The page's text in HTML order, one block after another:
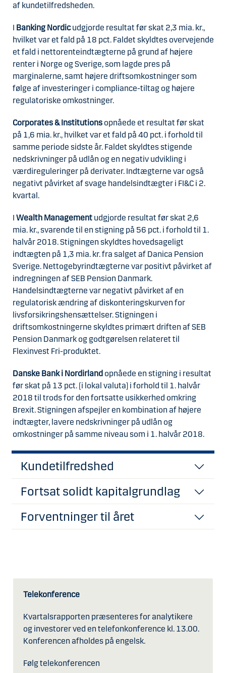
af kundetilfredsheden.
I Banking Nordicudgjorde resultat før skat 2,3 mia. kr.,
hvilket var et fald på 18 pct. Faldet skyldtes overvejende
et fald i nettorenteindtægterne på grund af højere
renter i Norge og Sverige, som lagde pres på
marginalerne, samt højere driftsomkostninger som
følge af investeringer i compliance-tiltag og højere
regulatoriske omkostninger.
Corporates & Institutions opnåede et resultat før skat
på 1,6 mia. kr., hvilket var et fald på 40 pct. i forhold til
samme periode sidste år. Faldet skyldtes stigende
nedskrivninger på udlån og en negativ udvikling i
værdireguleringer på derivater. Indtægterne var også
negativt påvirket af svage handelsindtægter i FI&C i 2.
kvartal.
I Wealth Management udgjorde resultat før skat 2,6
mia. kr., svarende til en stigning på 56 pct. i forhold til 1.
halvår 2018. Stigningen skyldtes hovedsageligt
indtægten på 1,3 mia. kr. fra salget af Danica Pension
Sverige. Nettogebyrindtægterne var positivt påvirket af
indregningen af SEB Pension Danmark.
Handelsindtægterne var negativt påvirket af en
regulatorisk ændring af diskonteringskurven for
livsforsikringshensættelser. Stigningen i
driftsomkostningerne skyldtes primært driften af SEB
Pension Danmark og godtgørelsen relateret til
Flexinvest Fri-produktet.
Danske Bank i Nordirland opnåede en stigning i resultat
før skat på 13 pct. (i lokal valuta) i forhold til 1. halvår
2018 til trods for den fortsatte usikkerhed omkring
Brexit. Stigningen afspejler en kombination af højere
indtægter, lavere nedskrivninger på udlån og
omkostninger på samme niveau som i 1. halvår 2018.
Kundetilfredshed
Kundetilfredshed
Kundetilfredsheden og -afgangen blandt privatkunder i
2019 var der en kundeafgang på ca. 13.600 NemKonto-
Fortsat solidt kapitalgrundlag
Danske Bank har fortsat et solidt kapitalgrundlag med
Forventninger til året
Telekonference
Kvartalsrapporten præsenteres for analytikere
og investorer ved en telefonkonference kl. 13.00.
Konferencen afholdes på engelsk.
Følg telekonferencen